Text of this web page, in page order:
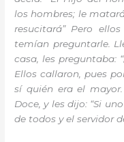
los hombres; le
resucitará” Pero
temían preguntarle.
casa, les preguntaba:
Ellos callaron, pues
sí quién era el
Doce, y les dijo: “Si
de todos y el servidor